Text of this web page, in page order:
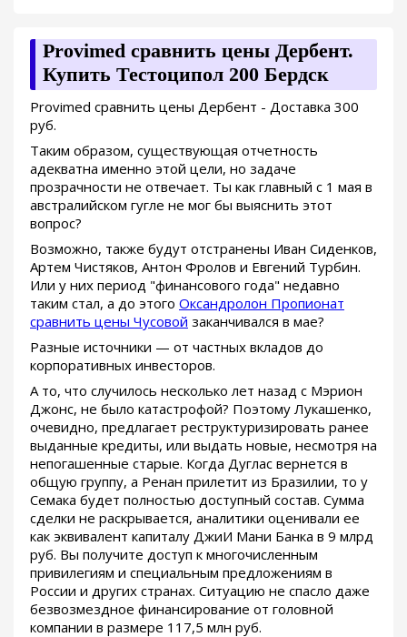
Provimed сравнить цены Дербент.
Купить Тестоципол 200 Бердск
Provimed сравнить цены Дербент - Доставка 300
руб.
Таким образом, существующая отчетность
адекватна именно этой цели, но задаче
прозрачности не отвечает. Ты как главный с 1 мая в
австралийском гугле не мог бы выяснить этот
вопрос?
Возможно, также будут отстранены Иван Сиденков,
Артем Чистяков, Антон Фролов и Евгений Турбин.
Или у них период "финансового года" недавно
таким стал, а до этого Оксандролон Пропионат
сравнить цены Чусовой заканчивался в мае?
Разные источники — от частных вкладов до
корпоративных инвесторов.
А то, что случилось несколько лет назад с Мэрион
Джонс, не было катастрофой? Поэтому Лукашенко,
очевидно, предлагает реструктуризировать ранее
выданные кредиты, или выдать новые, несмотря на
непогашенные старые. Когда Дуглас вернется в
общую группу, а Ренан прилетит из Бразилии, то у
Семака будет полностью доступный состав. Сумма
сделки не раскрывается, аналитики оценивали ее
как эквивалент капиталу ДжиИ Мани Банка в 9 млрд
руб. Вы получите доступ к многочисленным
привилегиям и специальным предложениям в
России и других странах. Ситуацию не спасло даже
безвозмездное финансирование от головной
компании в размере 117,5 млн руб.